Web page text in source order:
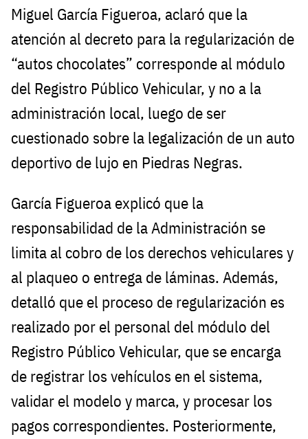
Miguel García Figueroa, aclaró que la
atención al decreto para la regularización de
“autos chocolates” corresponde al módulo
del Registro Público Vehicular, y no a la
administración local, luego de ser
cuestionado sobre la legalización de un auto
deportivo de lujo en Piedras Negras.
García Figueroa explicó que la
responsabilidad de la Administración se
limita al cobro de los derechos vehiculares y
al plaqueo o entrega de láminas. Además,
detalló que el proceso de regularización es
realizado por el personal del módulo del
Registro Público Vehicular, que se encarga
de registrar los vehículos en el sistema,
validar el modelo y marca, y procesar los
pagos correspondientes. Posteriormente,